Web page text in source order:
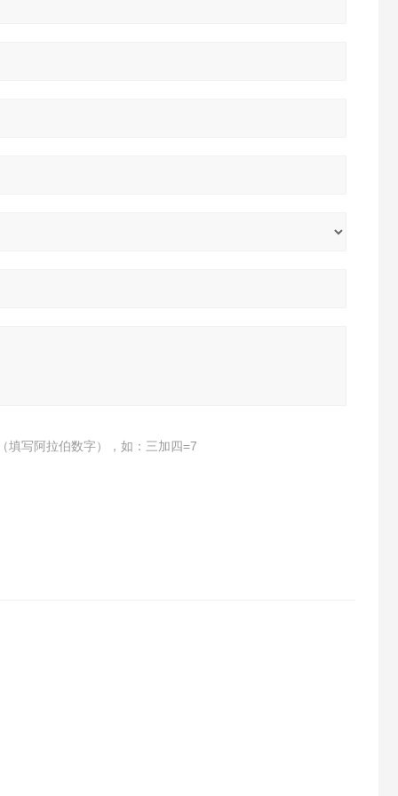
填写阿拉伯数字），如：三加四=7